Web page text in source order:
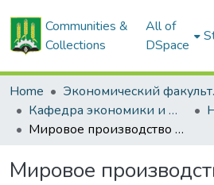
Communities &
Collections
All of
DSpace
Home
Кафедра экономики и МЭО в АПК
Мировое производство молока
Мировое